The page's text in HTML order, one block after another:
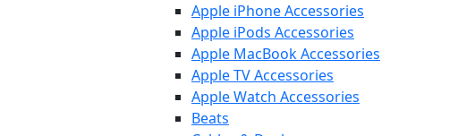
Apple iPhone Accessories
Apple iPods Accessories
Apple MacBook Accessories
Apple TV Accessories
Apple Watch Accessories
Beats